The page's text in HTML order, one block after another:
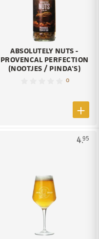
ABSOLUTELY NUTS -
PROVENCAL PERFECTION
(NOOTJES / PINDA'S)
0
4.95